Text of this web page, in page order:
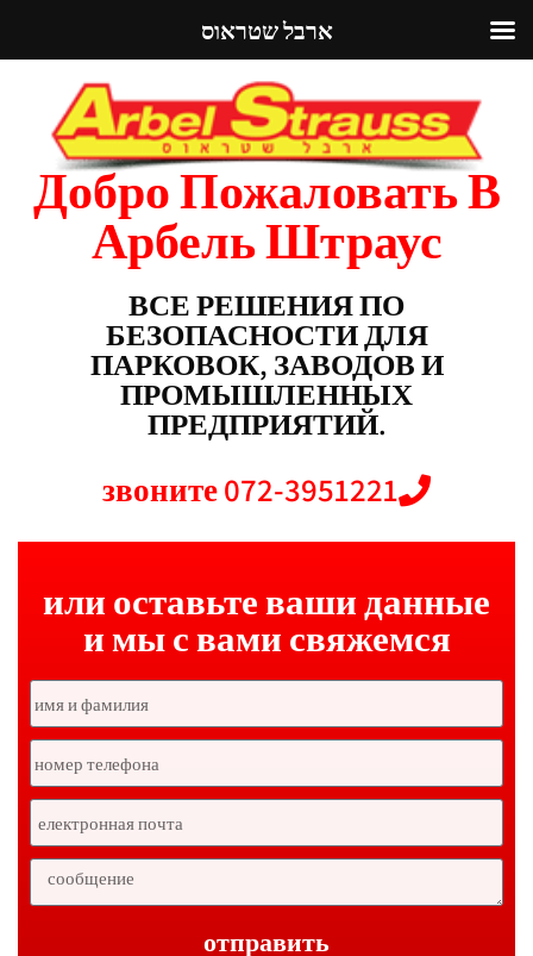
Добро Пожаловать В
Арбель Штраус
ВСЕ РЕШЕНИЯ ПО
БЕЗОПАСНОСТИ ДЛЯ
ПАРКОВОК, ЗАВОДОВ И
ПРОМЫШЛЕННЫХ
ПРЕДПРИЯТИЙ.
звоните 072-3951221
или оставьте ваши данные
и мы с вами свяжемся
отправить
ארבל שטראוס